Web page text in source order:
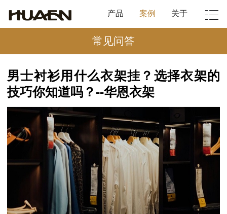
产品 案例 关于
常见问答
男士衬衫用什么衣架挂？选择衣架的
技巧你知道吗？--华恩衣架